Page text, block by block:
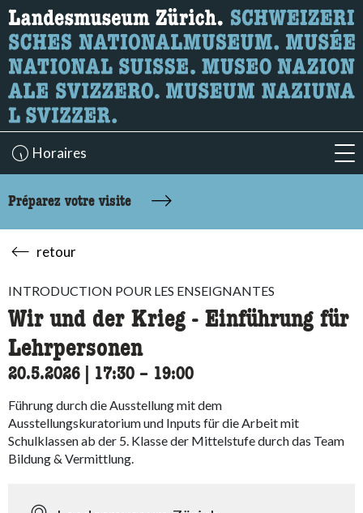
Recherche
Ici, vous pouvez rechercher le contenu de la page.
Horaires
Préparez votre visite
retour
INTRODUCTION POUR LES ENSEIGNANTES
Wir und der Krieg - Einführung für
Lehrpersonen
20.5.2026 17:30 accessibility.time_to
– 19:00
Führung durch die Ausstellung mit dem
Ausstellungskuratorium und Inputs für die Arbeit mit
Schulklassen ab der 5. Klasse der Mittelstufe durch das Team
Bildung & Vermittlung.